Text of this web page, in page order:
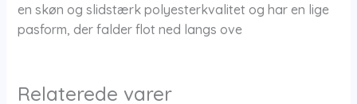
en skøn og slidstærk polyesterkvalitet og har en lige
pasform, der falder flot ned langs ove
Relaterede varer